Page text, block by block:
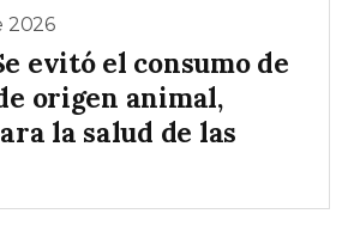
2026
evitó el consumo de
origen animal,
la salud de las